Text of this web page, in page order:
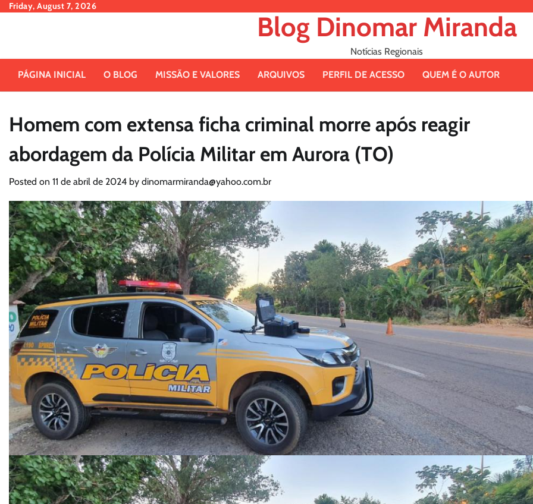
SkipFriday, August 7, 2026
Blog Dinomar Miranda
Notícias Regionais
PÁGINA INICIAL O BLOG MISSÃO E VALORES ARQUIVOS PERFIL DE ACESSO QUEM É O AUTOR
Homem com extensa ficha criminal morre após reagir
abordagem da Polícia Militar em Aurora (TO)
Posted on 11 de abril de 2024 by dinomarmiranda@yahoo.com.br